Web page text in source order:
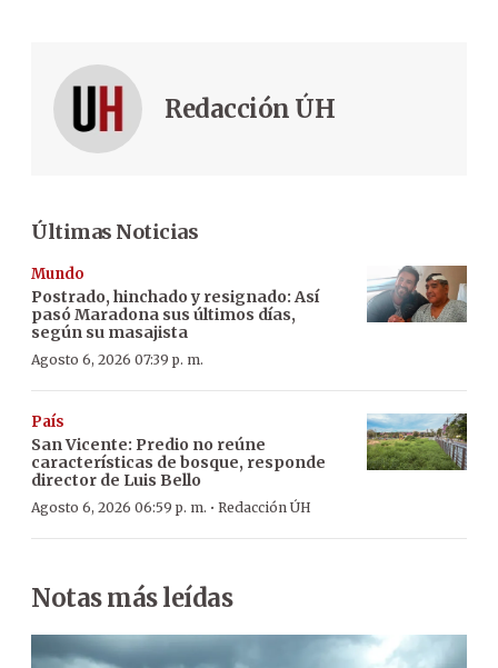
Redacción ÚH
Últimas Noticias
Mundo
Postrado, hinchado y resignado: Así
pasó Maradona sus últimos días,
según su masajista
Agosto 6, 2026 07:39 p. m.
País
San Vicente: Predio no reúne
características de bosque, responde
director de Luis Bello
Agosto 6, 2026 06:59 p. m. · Redacción ÚH
Notas más leídas